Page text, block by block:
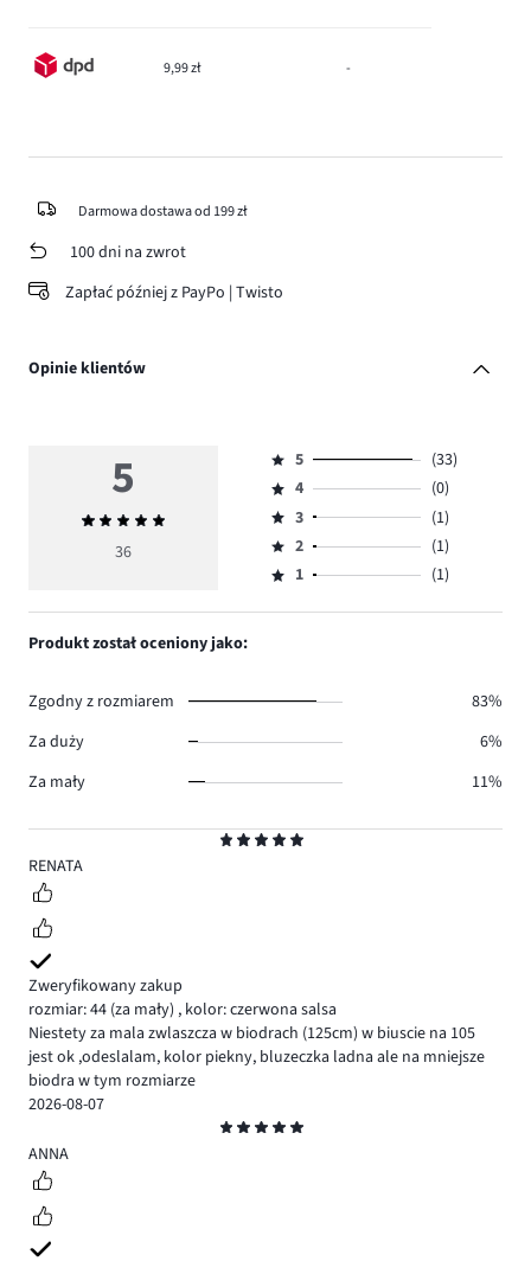
9,99 zł -
Darmowa dostawa od 199 zł
100 dni na zwrot
Zapłać później z PayPo | Twisto
Opinie klientów
5
RENATA
Zweryfikowany zakup
rozmiar: 44 (za mały) , kolor: czerwona salsa
Niestety za mala zwlaszcza w biodrach (125cm) w biuscie na 105
jest ok ,odeslalam, kolor piekny, bluzeczka ladna ale na mniejsze
biodra w tym rozmiarze
2026-08-07
5
ANNA
5
Średnia
ocena
36
Ocena
5,
ilość
głosów
33.
5
(33)
Ocena
4,
ilość
głosów
4
(0)
Ocena
3,
ilość
3
(1)
Ocena
2,
2
(1)
Ocena
1,
1 (1)
Produkt został oceniony jako:
Zgodny z rozmiarem
83%
Za duży
6%
Za mały
11%